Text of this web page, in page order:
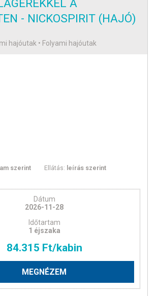
A
- NICKOSPIRIT (HAJÓ)
hajóutak • Folyami hajóutak
szerint Ellátás: leírás szerint
Dátum
2026-11-28
Időtartam
1 éjszaka
84.315 Ft/kabin
MEGNÉZEM